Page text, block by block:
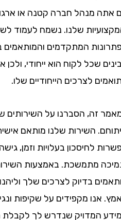
מנהל חברה קטנה או ארגון
שלנו. נשמח לעמוד
המתקדמים והמותאמים
שכל לקוח הוא ייחודי, ולכן
לצרכים הייחודיים שלו.
הסברנו על השירותים שאנו
השירות שלנו מותאם אישית
לחיסכון בעלויות וזמן, גישה
מתמשכת. באמצעות השירות
בדיוק לצרכים שלך וליהנות
מקפידים על שקיפות
המדויק שנדרש לך לקבלת